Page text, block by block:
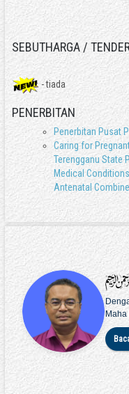
SEBUTHARGA /
- tiada
PENERBITAN
Penerbitan Pusat
Caring for
Terengganu State
Medical
Antenatal